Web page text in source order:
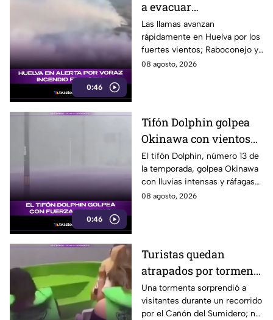
0:46
a evacuar
comunidades en
Huelva
Las llamas avanzan
rápidamente en Huelva por los
fuertes vientos; Raboconejo y
Caballón fueron evacuadas
08 agosto, 2026
0:46
Tifón Dolphin golpea
Okinawa con vientos
de hasta 157 km/h
El tifón Dolphin, número 13 de
la temporada, golpea Okinawa
con lluvias intensas y ráfagas
de hasta 157 kilómetros por
08 agosto, 2026
Turistas quedan
atrapados por tormenta
en el Cañón del
Sumidero
Una tormenta sorprendió a
visitantes durante un recorrido
por el Cañón del Sumidero; no